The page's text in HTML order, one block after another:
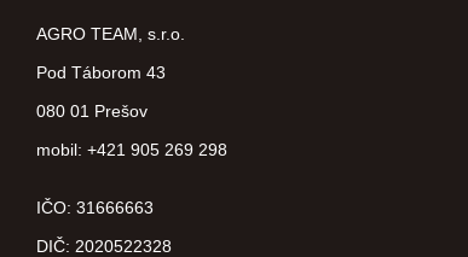
AGRO TEAM, s.r.o.
Pod Táborom 43
080 01 Prešov
mobil: +421 905 269 298
IČO: 31666663
DIČ: 2020522328